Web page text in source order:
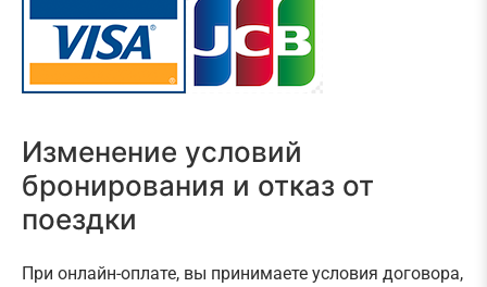
Изменение условий
бронирования и отказ от
поездки
При онлайн-оплате, вы принимаете условия договора,